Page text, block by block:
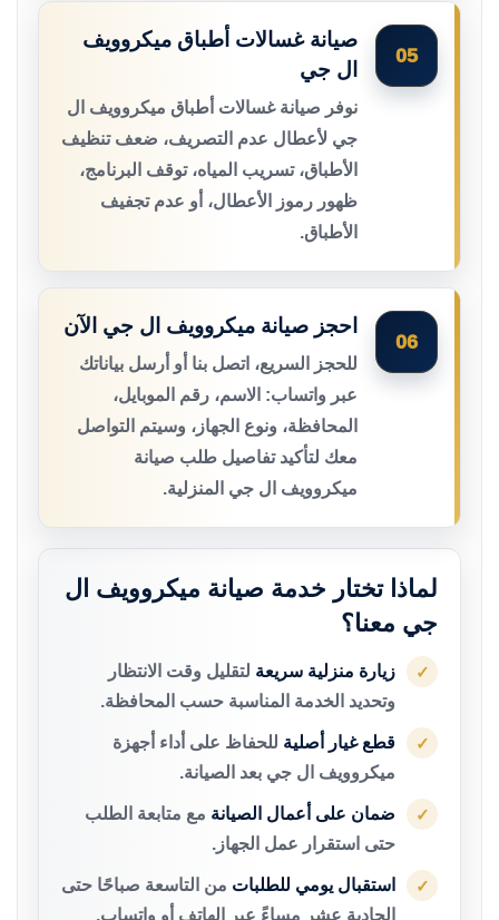
05
صيانة غسالات أطباق ميكروويف
ال جي
نوفر صيانة غسالات أطباق ميكروويف ال
جي لأعطال عدم التصريف، ضعف تنظيف
الأطباق، تسريب المياه، توقف البرنامج،
ظهور رموز الأعطال، أو عدم تجفيف
الأطباق.
06
احجز صيانة ميكروويف ال جي الآن
للحجز السريع، اتصل بنا أو أرسل بياناتك
عبر واتساب: الاسم، رقم الموبايل،
المحافظة، ونوع الجهاز، وسيتم التواصل
معك لتأكيد تفاصيل طلب صيانة
ميكروويف ال جي المنزلية.
لماذا تختار خدمة صيانة ميكروويف ال
جي معنا؟
✓ زيارة منزلية سريعة لتقليل وقت الانتظار
وتحديد الخدمة المناسبة حسب المحافظة.
✓ قطع غيار أصلية للحفاظ على أداء أجهزة
ميكروويف ال جي بعد الصيانة.
✓ ضمان على أعمال الصيانة مع متابعة الطلب
حتى استقرار عمل الجهاز.
✓ استقبال يومي للطلبات من التاسعة صباحًا حتى
الحادية عشر مساءً عبر الهاتف أو واتساب.